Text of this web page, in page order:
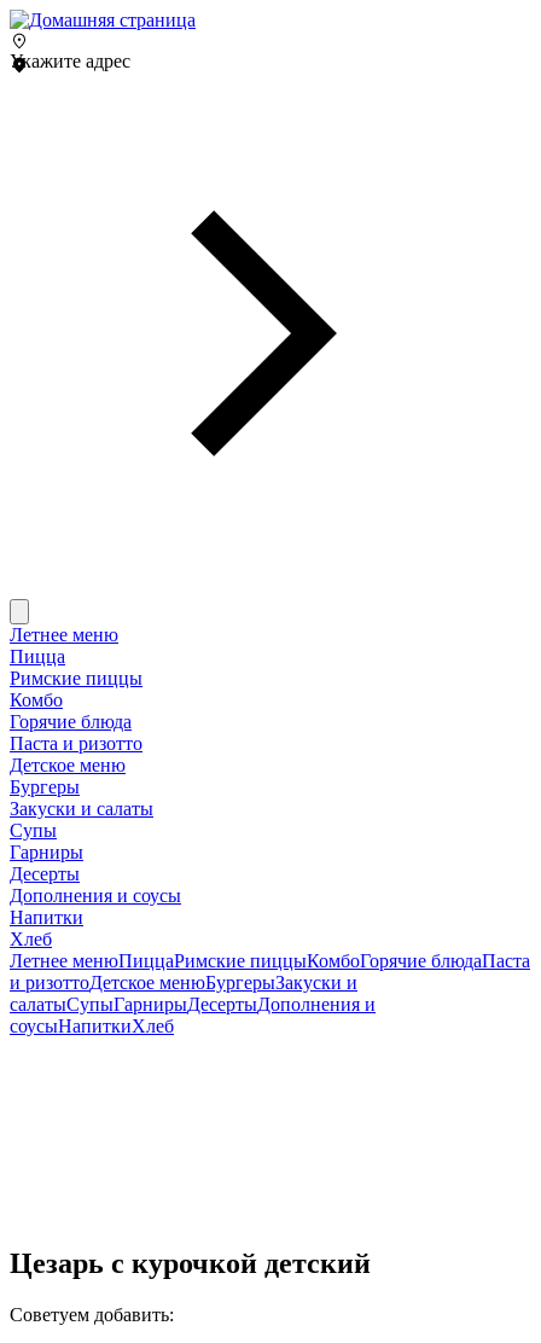
Укажите адрес
Летнее меню
Пицца
Римские пиццы
Комбо
Горячие блюда
Паста и ризотто
Детское меню
Бургеры
Закуски и салаты
Супы
Гарниры
Десерты
Дополнения и соусы
Напитки
Хлеб
Летнее менюПиццаРимские пиццыКомбоГорячие блюдаПаста
и ризоттоДетское менюБургерыЗакуски и
салатыСупыГарнирыДесертыДополнения и
соусыНапиткиХлеб
Цезарь с курочкой детский
Советуем добавить: